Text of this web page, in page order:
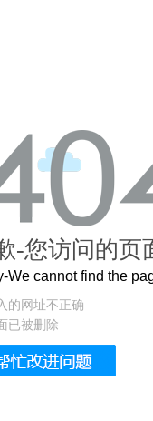
有多美？
-您访问的页
We cannot find the
的网址不正确
已被删除